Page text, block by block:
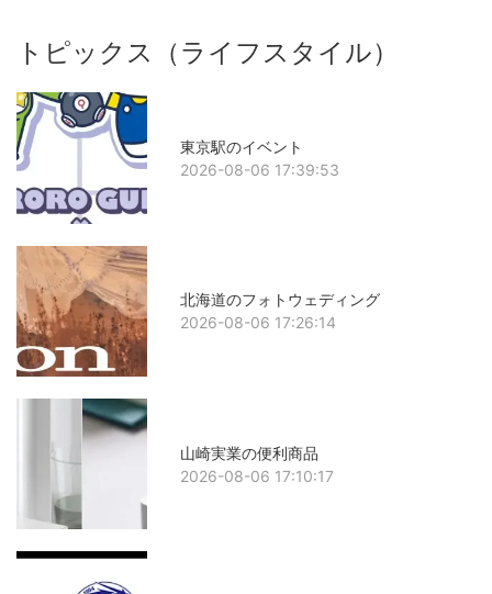
トピックス（ライフスタイル）
東京駅のイベント
2026-08-06 17:39:53
北海道のフォトウェディング
2026-08-06 17:26:14
山崎実業の便利商品
2026-08-06 17:10:17